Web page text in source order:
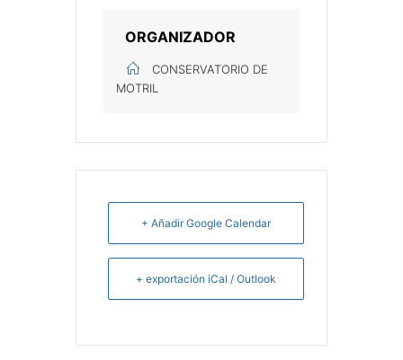
ORGANIZADOR
CONSERVATORIO DE
MOTRIL
+ Añadir Google Calendar
+ exportación iCal / Outlook